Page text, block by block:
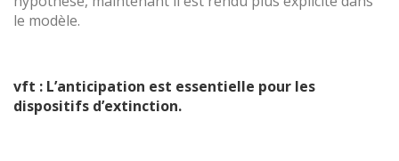
le modèle.
vft : L’anticipation est essentielle pour les
dispositifs d’extinction.